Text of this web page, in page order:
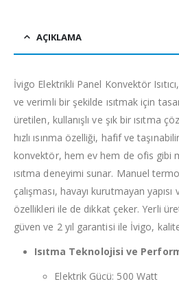
AÇIKLAMA
İvigo Elektrikli Panel Konvektör
ve verimli bir şekilde ısıtmak için
üretilen, kullanışlı ve şık bir ısıtma
hızlı ısınma özelliği, hafif ve
konvektör, hem ev hem de ofis gibi
ısıtma deneyimi sunar. Manuel
çalışması, havayı kurutmayan
özellikleri ile de dikkat çeker. Yerli
güven ve 2 yıl garantisi ile İvigo,
Isıtma Teknolojisi ve
Elektrik Gücü: 500 Watt